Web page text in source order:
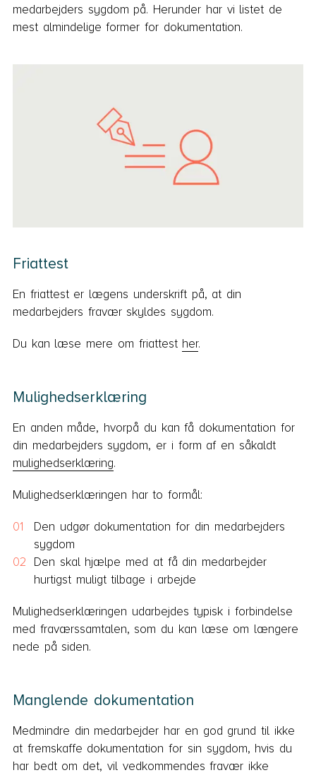
medarbejders sygdom på. Herunder har vi listet de
mest almindelige former for dokumentation.
Friattest
En friattest er lægens underskrift på, at din
medarbejders fravær skyldes sygdom.
Du kan læse mere om friattest her.
Mulighedserklæring
En anden måde, hvorpå du kan få dokumentation for
din medarbejders sygdom, er i form af en såkaldt
mulighedserklæring.
Mulighedserklæringen har to formål:
Den udgør dokumentation for din medarbejders
sygdom
Den skal hjælpe med at få din medarbejder
hurtigst muligt tilbage i arbejde
Mulighedserklæringen udarbejdes typisk i forbindelse
med fraværssamtalen, som du kan læse om længere
nede på siden.
Manglende dokumentation
Medmindre din medarbejder har en god grund til ikke
at fremskaffe dokumentation for sin sygdom, hvis du
har bedt om det, vil vedkommendes fravær ikke